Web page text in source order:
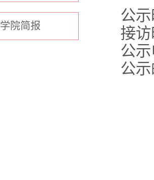
学院简报
公
接访
公
公示